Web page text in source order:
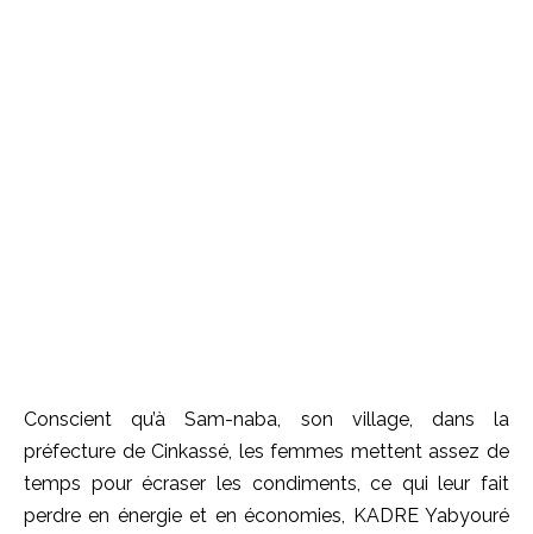
Conscient qu’àSam-naba, son village, dans la
préfecture deCinkassé, les femmes mettent assez de
temps pour écraser les condiments, ce qui leur fait
perdre en énergie et en économies, KADRE Yabyouré